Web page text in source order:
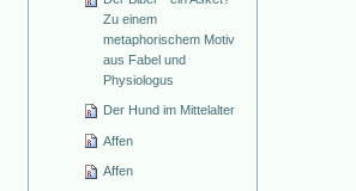
Zu einem
metaphorischem Motiv
aus Fabel und
Physiologus
Der Hund im Mittelalter
Affen
Affen